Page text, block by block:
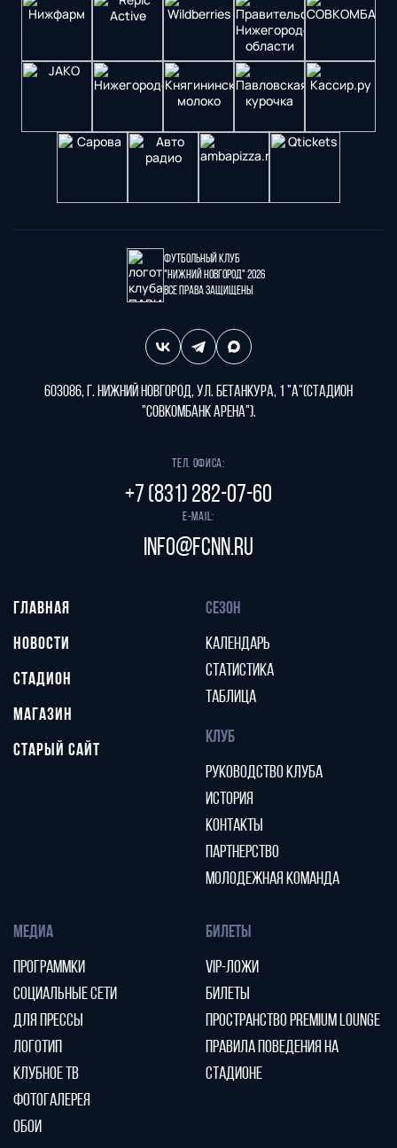
Футбольный клуб
"Нижний Новгород" 2026
Все права защищены
603086, г. Нижний Новгород, ул. Бетанкура, 1 "А"(стадион
"СОВКОМБАНК АРЕНА").
Тел. офиса:
+7 (831) 282-07-60
E-mail:
info@fcnn.ru
ГЛАВНАЯ
НОВОСТИ
СТАДИОН
МАГАЗИН
СТАРЫЙ САЙТ
СЕЗОН
КАЛЕНДАРЬ
СТАТИСТИКА
ТАБЛИЦА
КЛУБ
РУКОВОДСТВО КЛУБА
ИСТОРИЯ
КОНТАКТЫ
ПАРТНЕРСТВО
МОЛОДЕЖНАЯ КОМАНДА
МЕДИА
ПРОГРАММКИ
СОЦИАЛЬНЫЕ СЕТИ
ДЛЯ ПРЕССЫ
ЛОГОТИП
КЛУБНОЕ ТВ
ФОТОГАЛЕРЕЯ
ОБОИ
БИЛЕТЫ
VIP-ЛОЖИ
БИЛЕТЫ
ПРОСТРАНСТВО PREMIUM LOUNGE
ПРАВИЛА ПОВЕДЕНИЯ НА
СТАДИОНЕ